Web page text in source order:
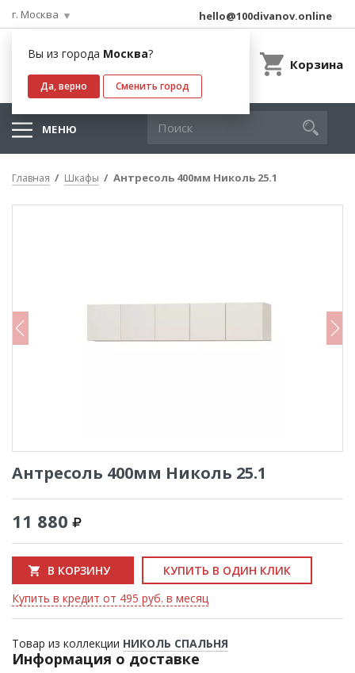
г. Москва
Вы из города Москва?
Да, верно Сменить город
hello@100divanov.online
Корзина
МЕНЮ
Главная Шкафы Антресоль 400мм Николь 25.1
Антресоль 400мм Николь 25.1
11 880
В КОРЗИНУ
КУПИТЬ В ОДИН КЛИК
Купить в кредит от 495 руб. в месяц
Товар из коллекции НИКОЛЬ СПАЛЬНЯ
Информация о доставке